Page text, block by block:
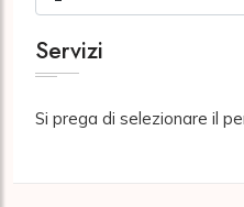
Servizi
Si prega di selezionare il